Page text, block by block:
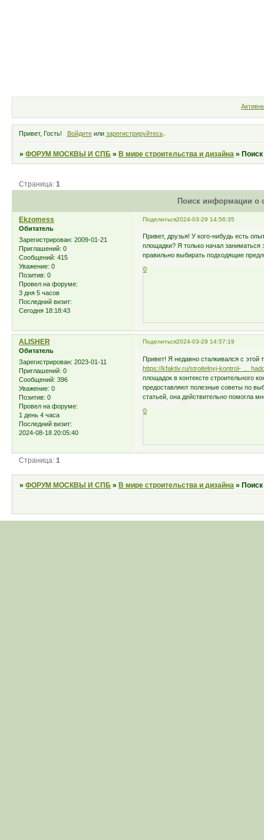
Привет, Гость! Войдитеили зарегистрируйтесь.
»ФОРУМ МОСКВЫ И СПБ »В мире строительства и дизайна »
Поиск информации о
Страница:1
Поделиться2024-03-29 14:56:35
Ekzomess
Обитатель
Зарегистрирован: 2009-01-21
Приглашений: 0
Сообщений: 415
Уважение: 0
Позитив: 0
Провел на форуме:
3 дня 5 часов
Последний визит:
Сегодня 18:18:43
Привет, друзья! У кого-нибудь есть
площадки? Я только начал заниматься
правильно выбирать подходящие
0
Поделиться2024-03-29 14:57:19
ALISHER
Обитатель
Зарегистрирован: 2023-01-11
Приглашений: 0
Сообщений: 396
Уважение: 0
Позитив: 0
Провел на форуме:
1 день 4 часа
Последний визит:
2024-08-18 20:05:40
Привет! Я недавно сталкивался с
https://kfaktiv.ru/stroitelnyj-kontrol- …
площадок в контексте строительного
предоставляют полезные советы по
статьей, она действительно помогла
0
Страница:1
»ФОРУМ МОСКВЫ И СПБ » В мире строительства и дизайна »